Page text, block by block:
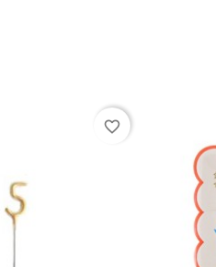
favorite_border